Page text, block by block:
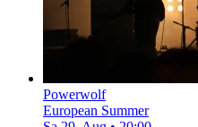
Powerwolf
European Summer